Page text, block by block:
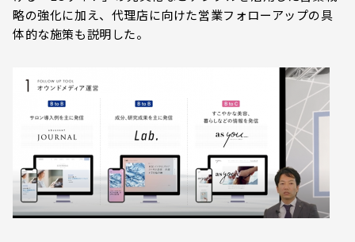
略の強化に加え、代理店に向けた営業フォローアップの具
体的な施策も説明した。